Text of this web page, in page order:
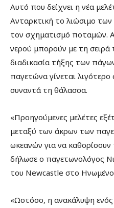
Αυτό που δείχνει η νέα
Ανταρκτική το λιώσιμο
τον σχηματισμό ποταμών.
νερού μπορούν με τη σειρά
διαδικασία τήξης των
παγετώνα γίνεται
συναντά τη θάλασσα.
«Προηγούμενες μελέτες
μεταξύ των άκρων των
ωκεανών για να
δήλωσε ο παγετωνολόγος
του Newcastle στο Ηνωμένο
«Ωστόσο, η ανακάλυψη